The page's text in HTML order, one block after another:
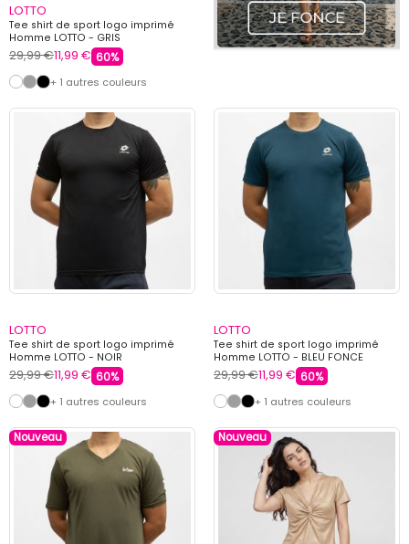
LOTTO
Tee shirt de sport logo imprimé
Homme LOTTO - GRIS
29,99 €11,99 € 60%
+ 1 autres couleurs
LOTTO
Tee shirt de sport logo imprimé
Homme LOTTO - NOIR
29,99 €11,99 € 60%
+ 1 autres couleurs
LOTTO
Tee shirt de sport logo imprimé
Homme LOTTO - BLEU FONCE
29,99 €11,99 € 60%
+ 1 autres couleurs
Nouveau Nouveau